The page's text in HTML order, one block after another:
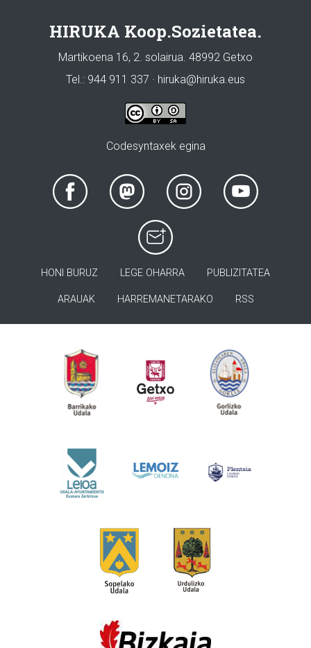
HIRUKA Koop.Sozietatea.
Martikoena 16, 2. solairua. 48992 Getxo
Tel.: 944 911 337 · hiruka@hiruka.eus
Codesyntaxek egina
HONI BURUZ LEGE OHARRA PUBLIZITATEA
ARAUAK HARREMANETARAKO RSS